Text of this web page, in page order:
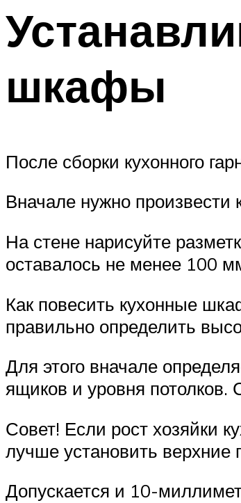
шкафы
После сборки кухонного
Вначале нужно
На стене нарисуйте
оставалось не менее 100
Как повесить кухонные
правильно определить
Для этого вначале
ящиков и уровня
Совет! Если рост хозяйки
лучше установить
Допускается и 10-